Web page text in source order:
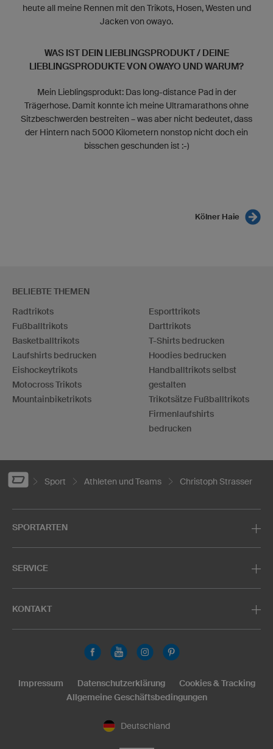
heute all meine Rennen mit den Trikots, Hosen, Westen und
Jacken von owayo.
WAS IST DEIN LIEBLINGSPRODUKT / DEINE
LIEBLINGSPRODUKTE VON OWAYO UND WARUM?
Mein Lieblingsprodukt: Das long-distance Pad in der
Trägerhose. Damit konnte ich meine Ultramarathons ohne
Sitzbeschwerden bestreiten – was aber nicht bedeutet, dass
der Hintern nach 5000 Kilometern nonstop nicht doch ein
bisschen geschunden ist :-)
Kölner Haie
BELIEBTE THEMEN
Radtrikots
Fußballtrikots
Basketballtrikots
Laufshirts bedrucken
Eishockeytrikots
Motocross Trikots
Mountainbiketrikots
Esporttrikots
Darttrikots
T-Shirts bedrucken
Hoodies bedrucken
Handballtrikots selbst
gestalten
Trikotsätze Fußballtrikots
Firmenlaufshirts
bedrucken
Sport Athleten und Teams Christoph Strasser
SPORTARTEN
SERVICE
KONTAKT
Deutschland
Impressum Datenschutzerklärung
Cookies & Tracking
Allgemeine Geschäftsbedingungen